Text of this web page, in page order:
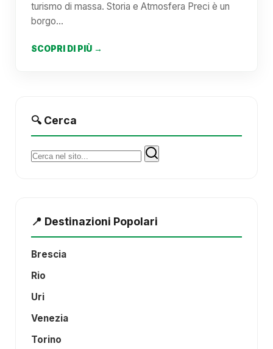
turismo di massa. Storia e Atmosfera Preci è un
borgo…
SCOPRI DI PIÙ →
🔍 Cerca
Cerca:
📍 Destinazioni Popolari
Brescia
Rio
Uri
Venezia
Torino